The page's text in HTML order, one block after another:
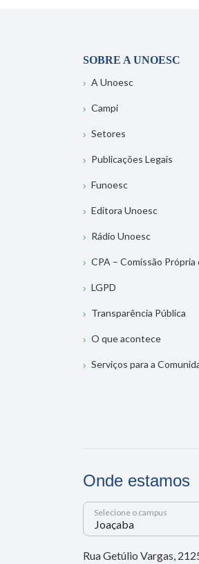
SOBRE A UNOESC
A Unoesc
Campi
Setores
Publicações Legais
Funoesc
Editora Unoesc
Rádio Unoesc
CPA – Comissão Própria
LGPD
Transparência Pública
O que acontece
Serviços para a
Onde estamos
Selecione o campus
Rua Getúlio Vargas,